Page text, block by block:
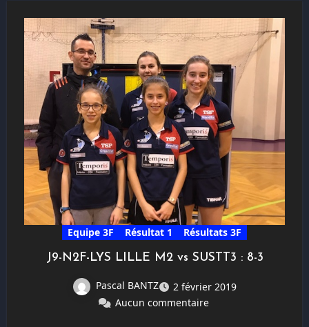
Equipe 3F Résultat 1 Résultats 3F
J9-N2F-LYS LILLE M2 vs SUSTT3 : 8-3
Pascal BANTZ
2 février 2019
Aucun commentaire